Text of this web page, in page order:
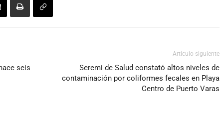
seis
Artículo siguiente
Seremi de Salud constató altos niveles de
contaminación por coliformes fecales en Playa
Centro de Puerto Varas